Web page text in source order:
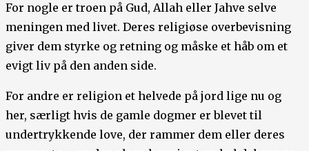
For nogle er troen på Gud, Allah eller Jahve selve
meningen med livet. Deres religiøse overbevisning
giver dem styrke og retning og måske et håb om et
evigt liv på den anden side.
For andre er religion et helvede på jord lige nu og
her, særligt hvis de gamle dogmer er blevet til
undertrykkende love, der rammer dem eller deres